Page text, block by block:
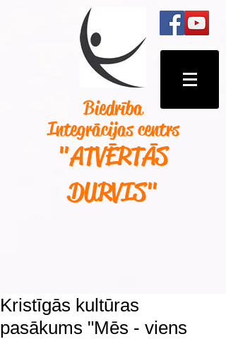
Biedrība
Integrācijas centrs
"ATVĒRTĀS
DURVIS"
Kristīgās kultūras
pasākums "Mēs - viens